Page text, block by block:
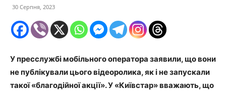
30 Серпня, 2023
У пресслужбі мобільного оператора заявили, що вони
не публікували цього відеоролика, як і не запускали
такої «благодійної акції». У «Київстар» вважають, що